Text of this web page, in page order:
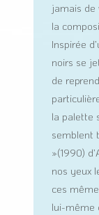
jamais de
la
Inspirée
noirs se
de
la palette
semblent
»(1990)
nos yeux
ces
lui-même